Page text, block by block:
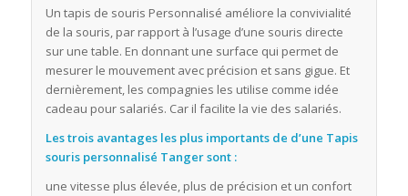
Un tapis de souris Personnalisé améliore la convivialité
de la souris, par rapport à l’usage d’une souris directe
sur une table. En donnant une surface qui permet de
mesurer le mouvement avec précision et sans gigue. Et
dernièrement, les compagnies les utilise comme idée
cadeau pour salariés. Car il facilite la vie des salariés.
Les trois avantages les plus importants de d’une Tapis
souris personnalisé Tanger sont :
une vitesse plus élevée, plus de précision et un confort